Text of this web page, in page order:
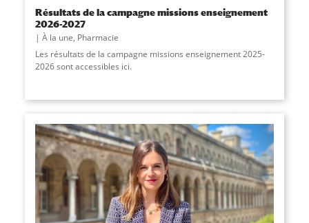
Résultats de la campagne missions enseignement
2026-2027
À la une, Pharmacie
Les résultats de la campagne missions enseignement 2025-
2026 sont accessibles ici.